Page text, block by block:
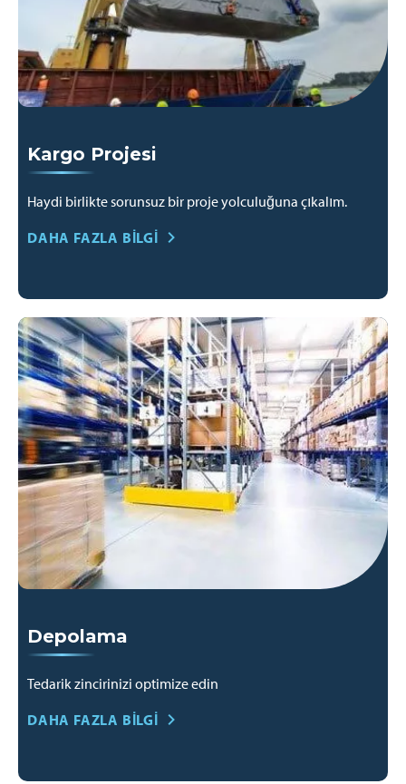
Kargo Projesi
Haydi birlikte sorunsuz bir proje yolculuğuna çıkalım.
DAHA FAZLA BILGI
Depolama
Tedarik zincirinizi optimize edin
DAHA FAZLA BILGI